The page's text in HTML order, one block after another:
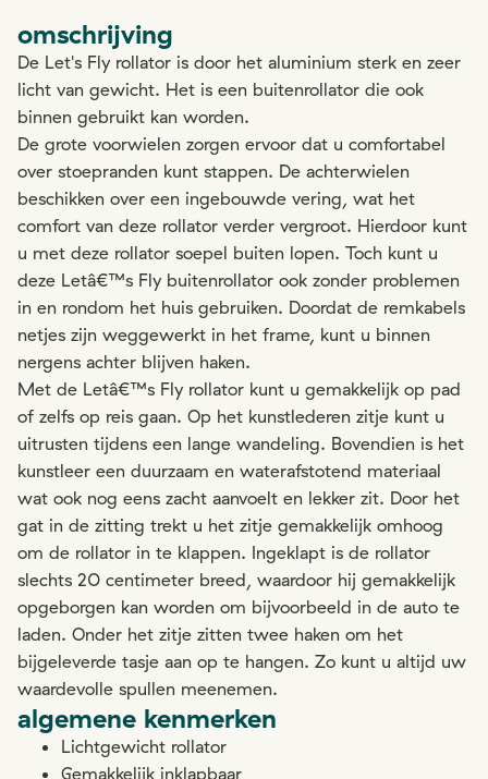
omschrijving
De Let's Fly rollator is door het aluminium sterk en zeer
licht van gewicht. Het is een buitenrollator die ook
binnen gebruikt kan worden.
De grote voorwielen zorgen ervoor dat u comfortabel
over stoepranden kunt stappen. De achterwielen
beschikken over een ingebouwde vering, wat het
comfort van deze rollator verder vergroot. Hierdoor kunt
u met deze rollator soepel buiten lopen. Toch kunt u
deze Letâ€™s Fly buitenrollator ook zonder problemen
in en rondom het huis gebruiken. Doordat de remkabels
netjes zijn weggewerkt in het frame, kunt u binnen
nergens achter blijven haken.
Met de Letâ€™s Fly rollator kunt u gemakkelijk op pad
of zelfs op reis gaan. Op het kunstlederen zitje kunt u
uitrusten tijdens een lange wandeling. Bovendien is het
kunstleer een duurzaam en waterafstotend materiaal
wat ook nog eens zacht aanvoelt en lekker zit. Door het
gat in de zitting trekt u het zitje gemakkelijk omhoog
om de rollator in te klappen. Ingeklapt is de rollator
slechts 20 centimeter breed, waardoor hij gemakkelijk
opgeborgen kan worden om bijvoorbeeld in de auto te
laden. Onder het zitje zitten twee haken om het
bijgeleverde tasje aan op te hangen. Zo kunt u altijd uw
waardevolle spullen meenemen.
algemene kenmerken
Lichtgewicht rollator
Gemakkelijk inklapbaar